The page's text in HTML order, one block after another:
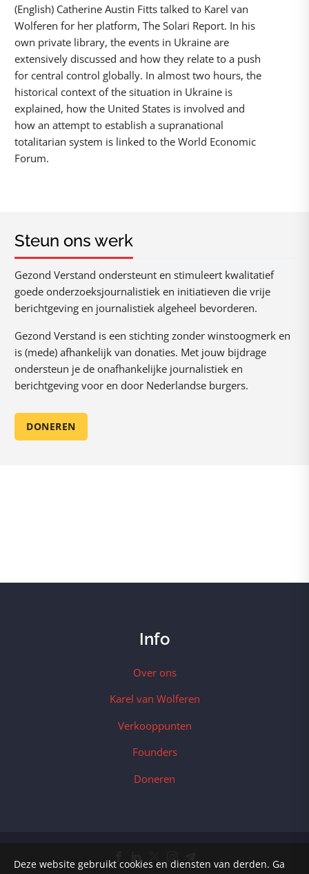
(English) Catherine Austin Fitts talked to Karel van
Wolferen for her platform, The Solari Report. In his
own private library, the events in Ukraine are
extensively discussed and how they relate to a push
for central control globally. In almost two hours, the
historical context of the situation in Ukraine is
explained, how the United States is involved and
how an attempt to establish a supranational
totalitarian system is linked to the World Economic
Forum.
Steun ons werk
Gezond Verstand ondersteunt en stimuleert kwalitatief
goede onderzoeksjournalistiek en initiatieven die vrije
berichtgeving en journalistiek algeheel bevorderen.
Gezond Verstand is een stichting zonder winstoogmerk en
is (mede) afhankelijk van donaties. Met jouw bijdrage
ondersteun je de onafhankelijke journalistiek en
berichtgeving voor en door Nederlandse burgers.
DONEREN
Info
Over ons
Karel van Wolferen
Verkooppunten
Founders
Doneren
Deze website gebruikt cookies en diensten van derden. Ga